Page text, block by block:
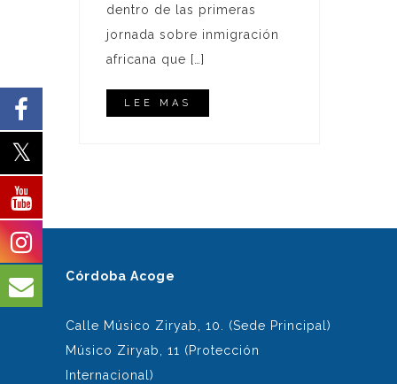
dentro de las primeras
jornada sobre inmigración
africana que […]
LEE MAS
Córdoba Acoge
Calle Músico Ziryab, 10. (Sede Principal)
Músico Ziryab, 11 (Protección
Internacional)